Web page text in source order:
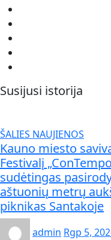
Susijusi istorija
ŠALIES NAUJIENOS
Kauno miesto
Festivalį
sudėtingas
aštuonių metrų
piknikas Santakoje
admin Rgp 5,